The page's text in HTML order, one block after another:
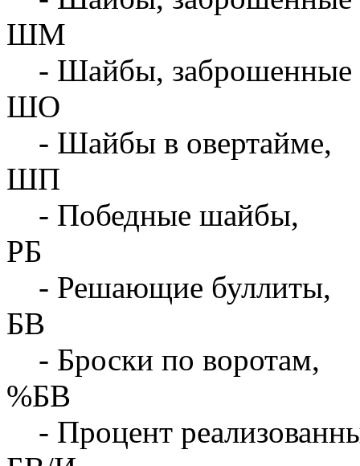
ШМ
- Шайбы, заброшенные
ШО
- Шайбы в овертайме,
ШП
- Победные шайбы,
РБ
- Решающие буллиты,
БВ
- Броски по воротам,
%БВ
- Процент